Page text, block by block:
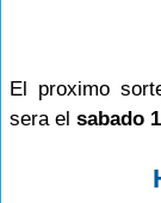
El proximo
sera el sabado